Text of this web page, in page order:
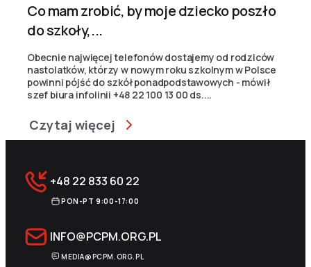
Co mam zrobić, by moje dziecko poszło
do szkoły,...
Obecnie najwięcej telefonów dostajemy od rodziców
nastolatków, którzy w nowym roku szkolnym w Polsce
powinni pójść do szkół ponadpodstawowych - mówił
szef biura infolinii +48 22 100 13 00 ds....
Czytaj więcej
+48 22 833 60 22
PON-PT 9:00-17:00
INFO@PCPM.ORG.PL
MEDIA@PCPM.ORG.PL